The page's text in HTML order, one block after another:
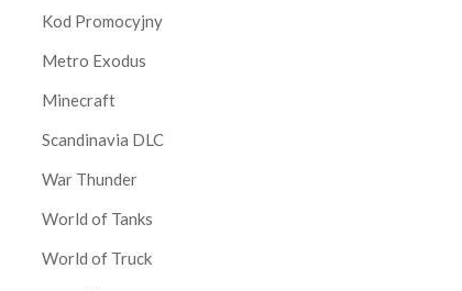
Kod Promocyjny
Metro Exodus
Minecraft
Scandinavia DLC
War Thunder
World of Tanks
World of Truck